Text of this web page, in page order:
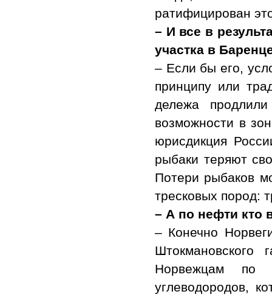
ратифицирован
– И все в
участка в
– Если бы его,
принципу или
дележа
возможности в
юрисдикция
рыбаки теряют
Потери рыбаков
тресковых пород:
– А по нефти кто
– Конечно
Штокмановского
Норвежцам по
углеводородов,